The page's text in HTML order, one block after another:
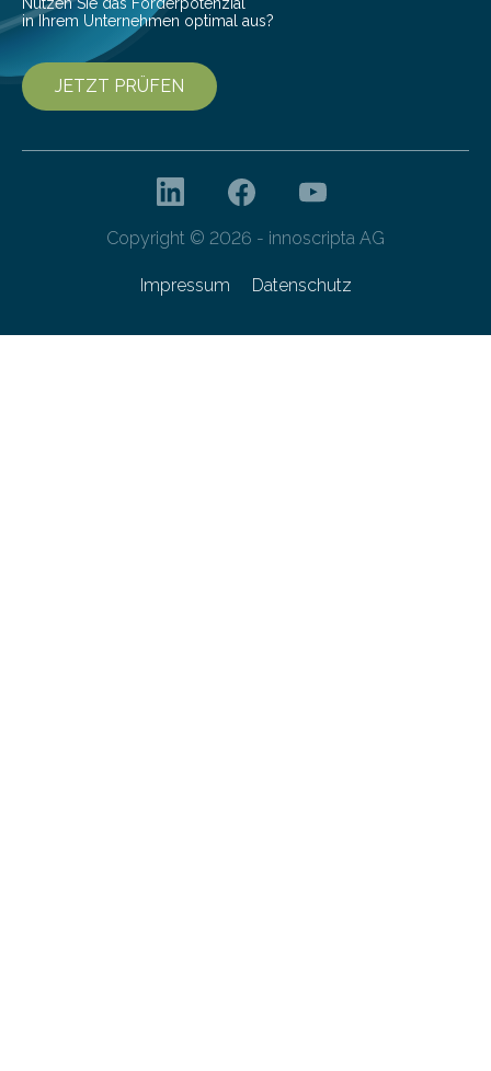
Nutzen Sie das Förderpotenzial
in Ihrem Unternehmen optimal aus?
JETZT PRÜFEN
Copyright © 2026 - innoscripta AG
Impressum Datenschutz